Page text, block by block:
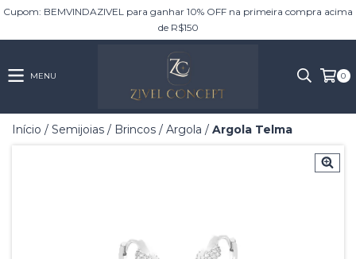
Cupom: BEMVINDAZIVEL para ganhar 10% OFF na primeira compra acima
de R$150
MENU 0
Início / Semijoias / Brincos / Argola / Argola Telma